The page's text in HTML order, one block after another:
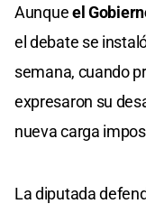
Aunqueel
el debate se
semana, cuando
expresaron su
nueva carga
La diputada